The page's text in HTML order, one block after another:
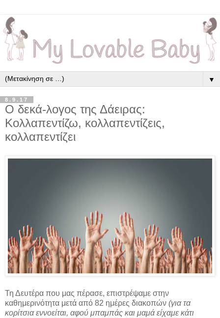
▼
8.9.17
Ο δεκά-λογος της Δάειρας:
Κολλαπεντίζω, κολλαπεντίζεις,
κολλαπεντίζει
Τη Δευτέρα που μας πέρασε, επιστρέψαμε στην
καθημερινότητα μετά από 82 ημέρες διακοπών (για τα
κορίτσια εννοείται, αφού μπαμπάς και μαμά είχαμε κάτι